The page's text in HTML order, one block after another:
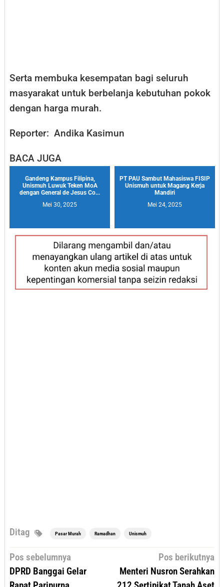
Serta membuka kesempatan bagi seluruh
masyarakat untuk berbelanja kebutuhan pokok
dengan harga murah.
Reporter: Andika Kasimun
BACA JUGA
Gandeng Kampus Filipina,
Unismuh Luwuk Teken MoA
dengan General de Jesus Co...
Mei 30, 2025
PT PAU Sambut Mahasiswa FISIP
Unismuh untuk Magang Kerja
Mandiri
Mei 24, 2025
Ditag Pasar Murah Ramadhan Unismuh
Navigasi
Pos sebelumnya
DPRD Banggai Gelar
Pos berikutnya
Menteri Nusron Serahkan